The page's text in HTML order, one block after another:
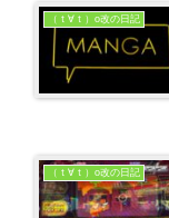
（ｔ∀ｔ）o改の日記
（ｔ∀ｔ）o改の日記